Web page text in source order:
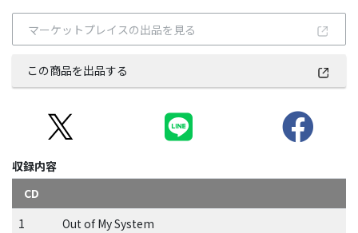
マーケットプレイスの出品を見る
この商品を出品する
収録内容
CD
1
Out of My System